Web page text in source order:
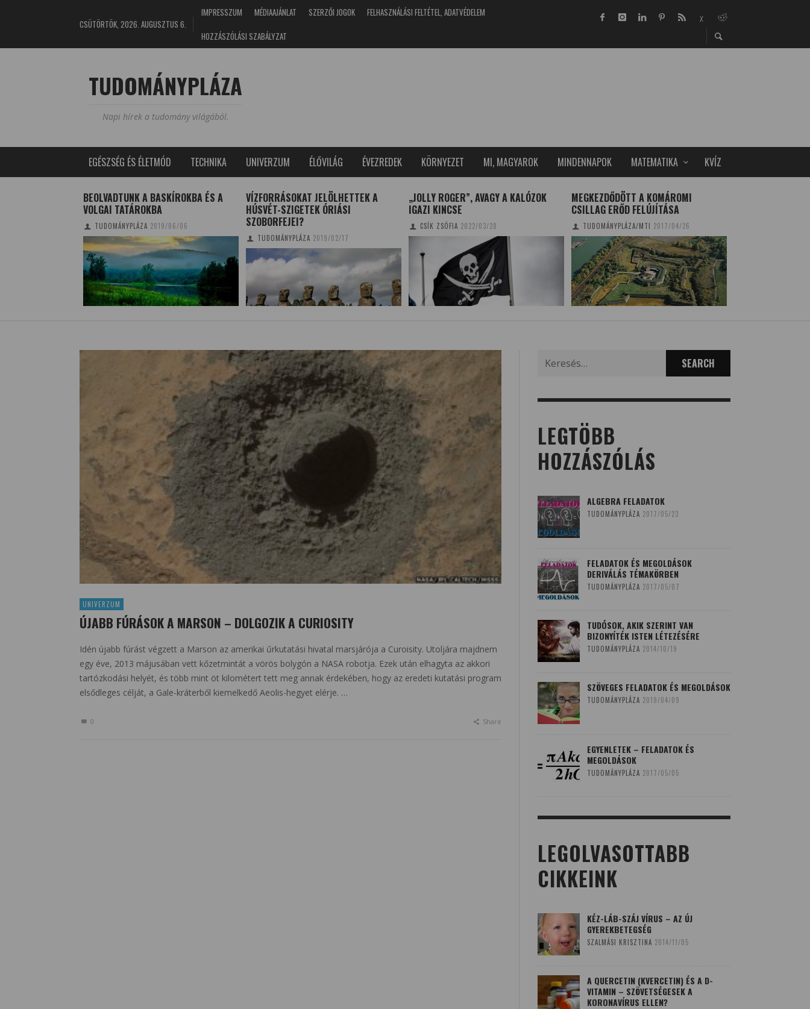
CSÜTÖRTÖK, 2026. AUGUSZTUS 6.
IMPRESSZUM MÉDIAAJÁNLAT SZERZŐI JOGOK
FELHASZNÁLÁSI FELTÉTEL, ADATVÉDELEM
HOZZÁSZÓLÁSI SZABÁLYZAT
TUDOMÁNYPLÁZA
Napi hírek a tudomány világából.
EGÉSZSÉG ÉS ÉLETMÓD TECHNIKA UNIVERZUM ÉLŐVILÁG ÉVEZREDEK KÖRNYEZET MI, MAGYAROK MINDENNAPOK MATEMATIKA KVÍZ
BEOLVADTUNK A BASKÍROKBA ÉS A
VOLGAI TATÁROKBA
TUDOMÁNYPLÁZA 2019/06/06
VÍZFORRÁSOKAT JELÖLHETTEK A
HÚSVÉT-SZIGETEK ÓRIÁSI
SZOBORFEJEI?
TUDOMÁNYPLÁZA 2019/02/17
„JOLLY ROGER”, AVAGY A KALÓZOK
IGAZI KINCSE
CSÍK ZSÓFIA 2022/03/28
MEGKEZDŐDÖTT A KOMÁROMI
CSILLAG ERŐD FELÚJÍTÁSA
TUDOMÁNYPLÁZA/MTI 2017/04/26
UNIVERZUM
ÚJABB FÚRÁSOK A MARSON – DOLGOZIK A CURIOSITY
Idén újabb fúrást végzett a Marson az amerikai űrkutatási hivatal marsjárója a Curoisity. Utoljára majdnem
egy éve, 2013 májusában vett kőzetmintát a vörös bolygón a NASA robotja. Ezek után elhagyta az akkori
tartózkodási helyét, és több mint öt kilométert tett meg annak érdekében, hogy az eredeti kutatási program
elsődleges célját, a Gale-kráterből kiemelkedő Aeolis-hegyet elérje. …
0 Share
for:
LEGTÖBB
HOZZÁSZÓLÁS
ALGEBRA FELADATOK
TUDOMÁNYPLÁZA 2017/05/23
FELADATOK ÉS MEGOLDÁSOK
DERIVÁLÁS TÉMAKÖRBEN
TUDOMÁNYPLÁZA 2017/05/07
TUDÓSOK, AKIK SZERINT VAN
BIZONYÍTÉK ISTEN LÉTEZÉSÉRE
TUDOMÁNYPLÁZA 2014/10/19
SZÖVEGES FELADATOK ÉS MEGOLDÁSOK
TUDOMÁNYPLÁZA 2019/04/09
EGYENLETEK – FELADATOK ÉS
MEGOLDÁSOK
TUDOMÁNYPLÁZA 2017/05/05
LEGOLVASOTTABB
CIKKEINK
KÉZ-LÁB-SZÁJ VÍRUS – AZ ÚJ
GYEREKBETEGSÉG
SZALMÁSI KRISZTINA 2014/11/05
A QUERCETIN (KVERCETIN) ÉS A D-
VITAMIN – SZÖVETSÉGESEK A
KORONAVÍRUS ELLEN?